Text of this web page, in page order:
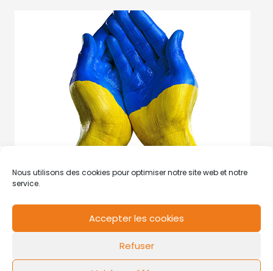
Nous utilisons des cookies pour optimiser notre site web et notre
service.
Accepter les cookies
Refuser
Mentions légales Politique de cookies
FLOW44